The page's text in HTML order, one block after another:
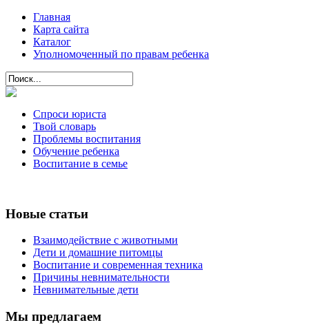
Главная
Карта сайта
Каталог
Уполномоченный по правам ребенка
Спроси юриста
Твой словарь
Проблемы воспитания
Обучение ребенка
Воспитание в семье
Новые статьи
Взаимодействие с животными
Дети и домашние питомцы
Воспитание и современная техника
Причины невнимательности
Невнимательные дети
Мы предлагаем